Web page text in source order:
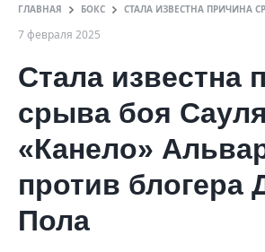
ГЛАВНАЯ БОКС СТАЛА ИЗВЕСТНА ПРИЧИНА
7 февраля 2025
Стала известна
срыва боя Сауля
«Канело»
против блогера
Пола